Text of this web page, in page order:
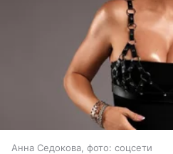
Анна Седокова, фото: соцсети